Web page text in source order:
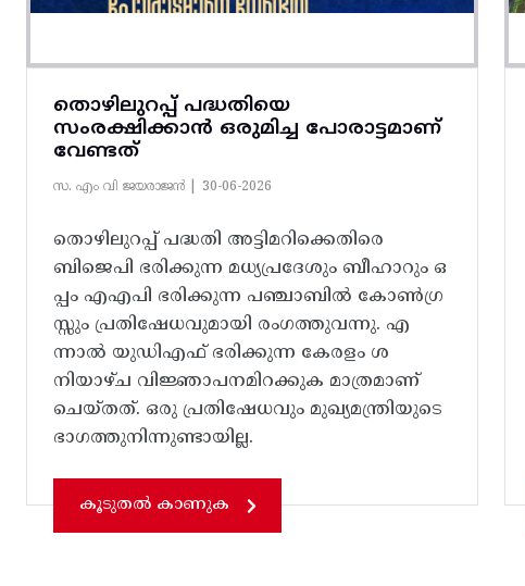
തൊഴിലുറപ്പ് പദ്ധതിയെ
സംരക്ഷിക്കാൻ ഒരുമിച്ച പോരാട്ടമാണ്
വേണ്ടത്
സ. എം വി ജയരാജൻ | 30-06-2026
തൊഴിലുറപ്പ് പദ്ധതി അട്ടിമറിക്കെതിരെ
ബിജെപി ഭരിക്കുന്ന മധ്യപ്രദേശും ബീഹാറും ഒ
പ്പം എഎപി ഭരിക്കുന്ന പഞ്ചാബിൽ കോൺഗ്ര
സ്സും പ്രതിഷേധവുമായി രംഗത്തുവന്നു. എ
ന്നാൽ യുഡിഎഫ് ഭരിക്കുന്ന കേരളം ശ
നിയാഴ്ച വിജ്ഞാപനമിറക്കുക മാത്രമാണ്
ചെയ്തത്. ഒരു പ്രതിഷേധവും മുഖ്യമന്ത്രിയുടെ
ഭാഗത്തുനിന്നുണ്ടായില്ല.
കൂടുതൽ കാണുക